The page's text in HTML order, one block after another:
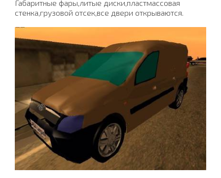
Габаритные фары,литые диски,пластмассовая
стенка,грузовой отсек,все двери открываются.